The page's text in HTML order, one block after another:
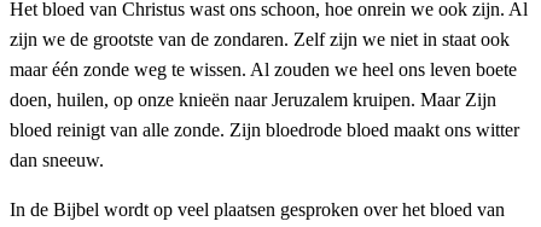
Het bloed van Christus wast ons schoon, hoe onrein we ook zijn. Al
zijn we de grootste van de zondaren. Zelf zijn we niet in staat ook
maar één zonde weg te wissen. Al zouden we heel ons leven boete
doen, huilen, op onze knieën naar Jeruzalem kruipen. Maar Zijn
bloed reinigt van alle zonde. Zijn bloedrode bloed maakt ons witter
dan sneeuw.
In de Bijbel wordt op veel plaatsen gesproken over het bloed van